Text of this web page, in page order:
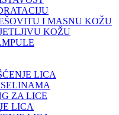
I MASNU KOŽU
KOŽU
LICA
ZA LICE
LICA